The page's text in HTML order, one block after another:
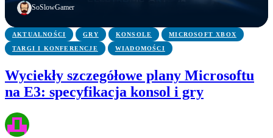
SoSlowGamer
AKTUALNOŚCI GRY KONSOLE MICROSOFT XBOX
TARGI I KONFERENCJE WIADOMOŚCI
Wyciekły szczegółowe plany Microsoftu
na E3: specyfikacja konsol i gry